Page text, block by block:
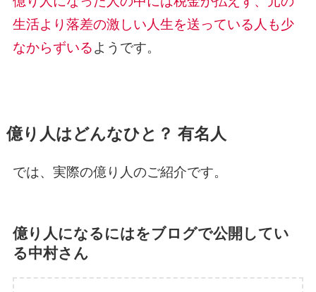
生活より落差の激しい人生を送っている人も少
なからずいるようです。
億り人はどんなひと？ 有名人
では、実際の億り人のご紹介です。
億り人になるにはをブログで公開してい
る中村さん